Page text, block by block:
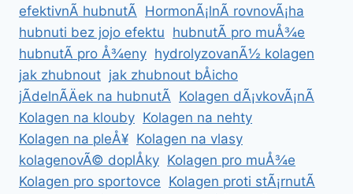
efektivnÃ­ hubnutÃ­ HormonÃ¡lnÃ­ rovnovÃ¡ha
hubnuti bez jojo efektu hubnutÃ­ pro muÅ¾e
hubnutÃ­ pro Å¾eny hydrolyzovanÃ½ kolagen
jak zhubnout jak zhubnout bÅicho
jÃ­delnÃ­Äek na hubnutÃ­ Kolagen dÃ¡vkovÃ¡nÃ­
Kolagen na klouby Kolagen na nehty
Kolagen na pleÅ¥ Kolagen na vlasy
kolagenovÃ© doplÅky Kolagen pro muÅ¾e
Kolagen pro sportovce Kolagen proti stÃ¡rnutÃ­